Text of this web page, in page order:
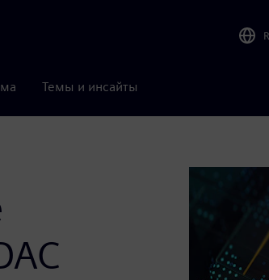
Темы и инсайты